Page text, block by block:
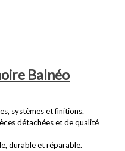
Balnéo
systèmes et finitions.
détachées et de qualité
durable et réparable.